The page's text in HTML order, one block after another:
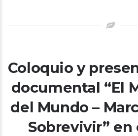
Coloquio y
documental “El
del Mundo –
Sobrevivir” en